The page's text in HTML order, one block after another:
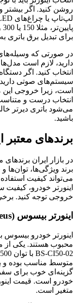
روشن کنید. اگر بیشتر
برای تبدیل برق
در صورتی که
انتخاب کنید. اگر
سیستم‌های صوتی دارید،
است، زیرا خروجی
انتخاب درست و
می‌شود باتری دیرتر
باشید.
برندهای معتبر
در بازار ایران
برند ویژگی‌ها،
می‌تواند کیفیت
اینورتر خودرو،
خروجی توجه کنید.
اینورتر بیسوس (Baseus)
اینورتر خودرو
گزینه‌ای خوب برای
متغیر است.